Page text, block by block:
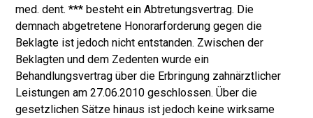
med. dent. *** besteht ein Abtretungsvertrag. Die
demnach abgetretene Honorarforderung gegen die
Beklagte ist jedoch nicht entstanden. Zwischen der
Beklagten und dem Zedenten wurde ein
Behandlungsvertrag über die Erbringung zahnärztlicher
Leistungen am 27.06.2010 geschlossen. Über die
gesetzlichen Sätze hinaus ist jedoch keine wirksame